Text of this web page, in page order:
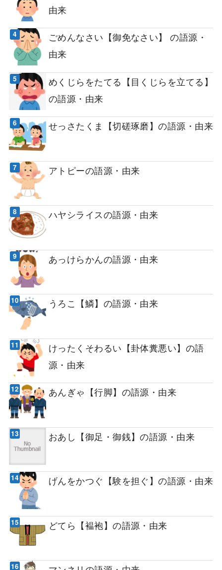
由来
ごめんなさい【御免なさい】 の語源・
由来
めくじらをたてる【目くじらを立てる】
の語源・由来
せっさたくま【切磋琢磨】の語源・由来
アトピーの語源・由来
ハヤシライスの語源・由来
あっけらかんの語源・由来
うろこ【鱗】の語源・由来
けったくそわるい【卦体糞悪い】の語
源・由来
あんぎゃ【行脚】の語源・由来
おあし【御足・御銭】の語源・由来
げんをかつぐ【験を担ぐ】の語源・由来
どてら【褞袍】の語源・由来